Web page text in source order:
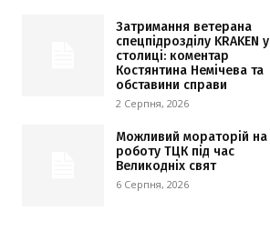
Затримання ветерана
спецпідрозділу KRAKEN у
столиці: коментар
Костянтина Немічева та
обставини справи
2 Серпня, 2026
Можливий мораторій на
роботу ТЦК під час
Великодніх свят
6 Серпня, 2026